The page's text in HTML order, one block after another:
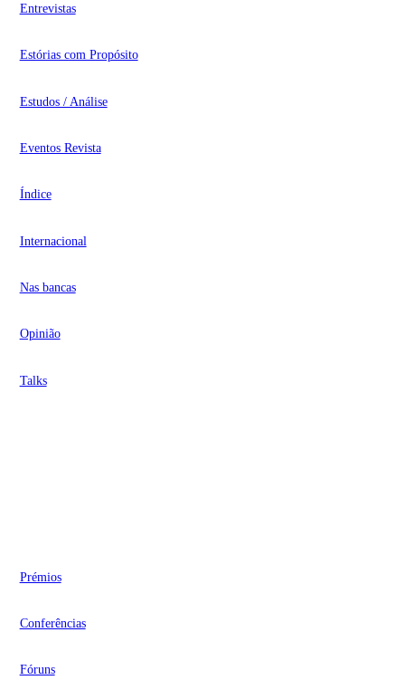
Entrevistas
Estórias com Propósito
Estudos / Análise
Eventos Revista
Índice
Internacional
Nas bancas
Opinião
Talks
Prémios
Conferências
Fóruns